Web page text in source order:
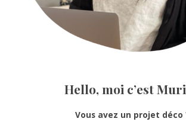
Hello, moi c’est
Vous avez un projet déco